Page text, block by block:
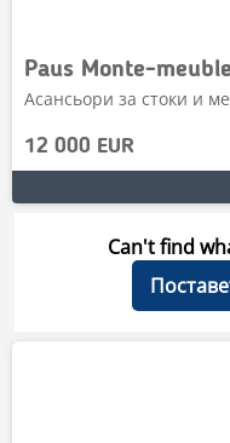
Paus Monte-
Асансьори за стоки и
12 000 EUR
Can't find